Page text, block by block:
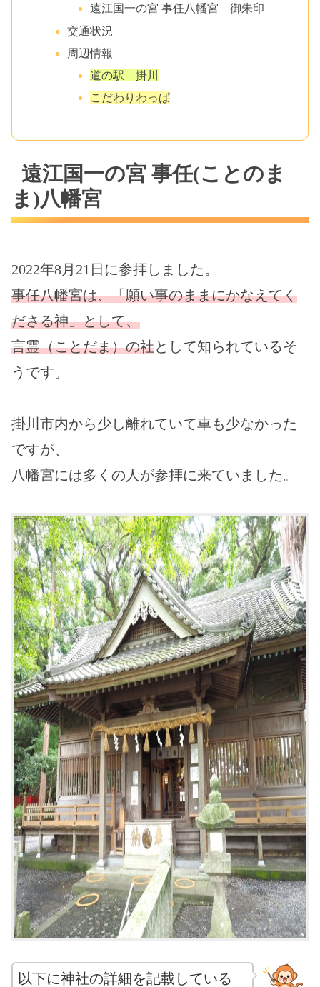
遠江国一の宮 事任八幡宮 御朱印
交通状況
周辺情報
道の駅 掛川
こだわりわっぱ
遠江国一の宮 事任(ことのま
ま)八幡宮
2022年8月21日に参拝しました。
事任八幡宮は、「願い事のままにかなえてく
ださる神」として、
言霊（ことだま）の社として知られているそ
うです。
掛川市内から少し離れていて車も少なかった
ですが、
八幡宮には多くの人が参拝に来ていました。
以下に神社の詳細を記載している